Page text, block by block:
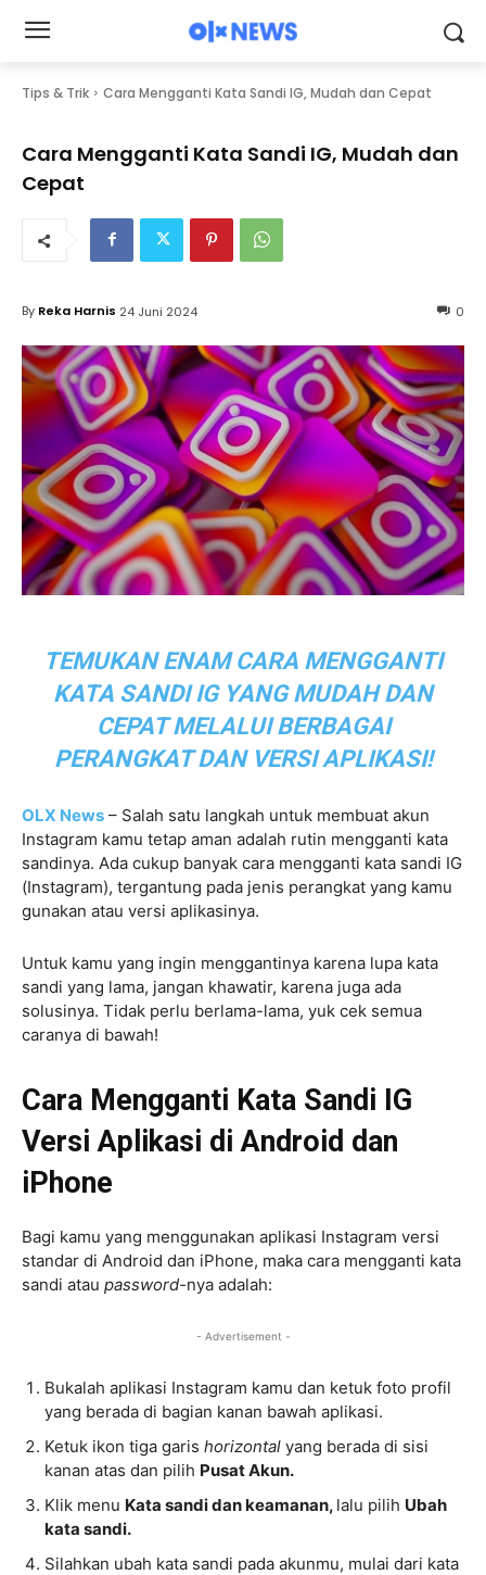
Tips & Trik Cara Mengganti Kata Sandi IG, Mudah dan Cepat
Cara Mengganti Kata Sandi IG, Mudah dan
Cepat
0
By Reka Harnis 24 Juni 2024
TEMUKAN ENAM CARA MENGGANTI
KATA SANDI IG YANG MUDAH DAN
CEPAT MELALUI BERBAGAI
PERANGKAT DAN VERSI APLIKASI!
OLX News – Salah satu langkah untuk membuat akun
Instagram kamu tetap aman adalah rutin mengganti kata
sandinya. Ada cukup banyak cara mengganti kata sandi IG
(Instagram), tergantung pada jenis perangkat yang kamu
gunakan atau versi aplikasinya.
Untuk kamu yang ingin menggantinya karena lupa kata
sandi yang lama, jangan khawatir, karena juga ada
solusinya. Tidak perlu berlama-lama, yuk cek semua
caranya di bawah!
Cara Mengganti Kata Sandi IG
Versi Aplikasi di Android dan
iPhone
Bagi kamu yang menggunakan aplikasi Instagram versi
standar di Android dan iPhone, maka cara mengganti kata
sandi atau password-nya adalah:
- Advertisement -
Bukalah aplikasi Instagram kamu dan ketuk foto profil
yang berada di bagian kanan bawah aplikasi.
Ketuk ikon tiga garis horizontal yang berada di sisi
kanan atas dan pilih Pusat Akun.
Klik menu Kata sandi dan keamanan, lalu pilih Ubah
kata sandi.
Silahkan ubah kata sandi pada akunmu, mulai dari kata